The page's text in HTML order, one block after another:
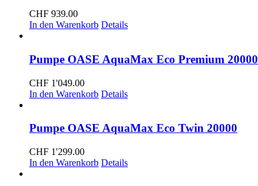
CHF 939.00
In den Warenkorb Details
Pumpe OASE AquaMax Eco Premium 20000
CHF 1'049.00
In den Warenkorb Details
Pumpe OASE AquaMax Eco Twin 20000
CHF 1'299.00
In den Warenkorb Details